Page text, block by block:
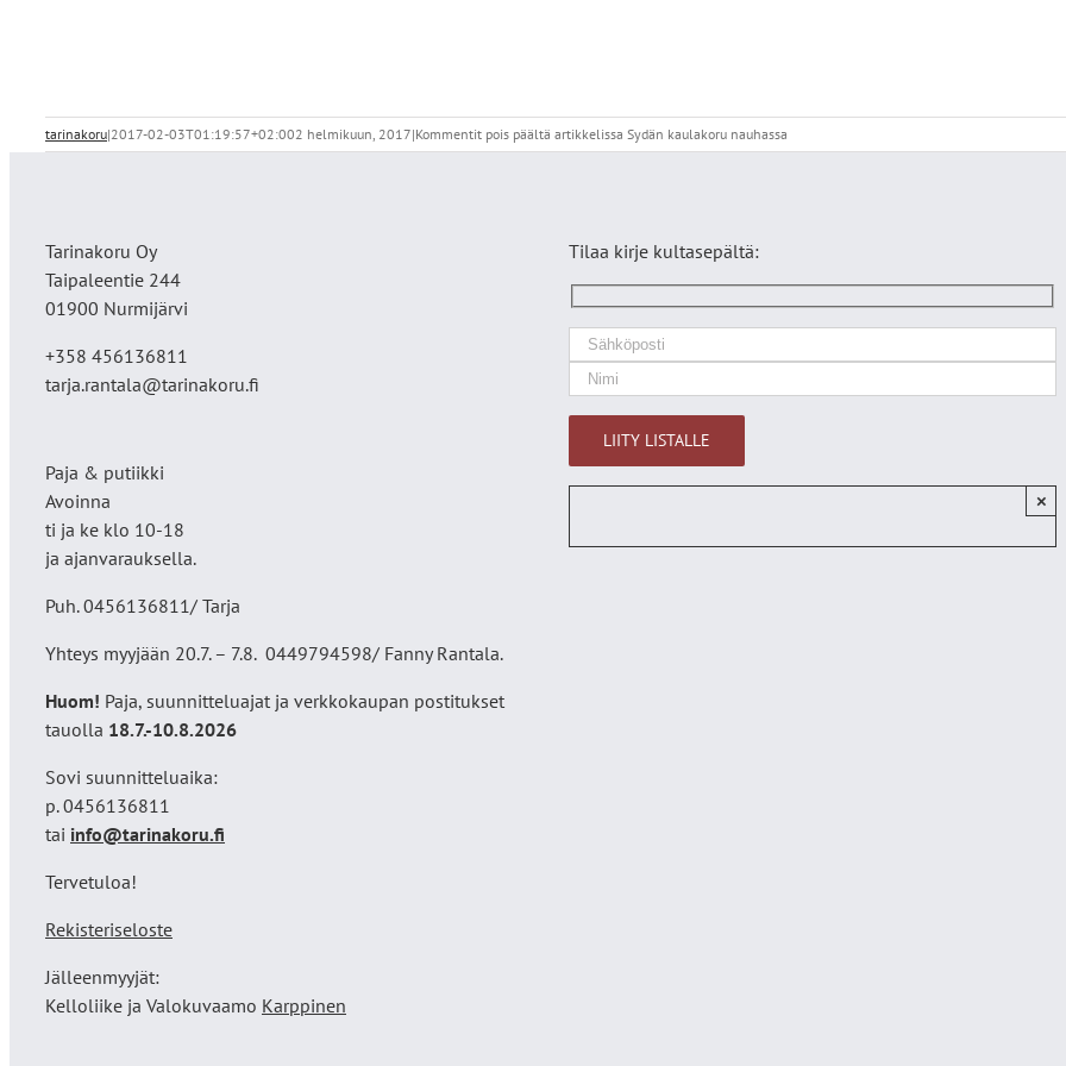
tarinakoru|2017-02-03T01:19:57+02:002 helmikuun, 2017|Kommentit pois päältä artikkelissa Sydän kaulakoru nauhassa
Tarinakoru Oy
Taipaleentie 244
01900 Nurmijärvi
+358 456136811
tarja.rantala@tarinakoru.fi
Paja & putiikki
Avoinna
ti ja ke klo 10-18
ja ajanvarauksella.
Puh. 0456136811/ Tarja
Yhteys myyjään 20.7. – 7.8. 0449794598/ Fanny Rantala.
Huom! Paja, suunnitteluajat ja verkkokaupan postitukset
tauolla 18.7.-10.8.2026
Sovi suunnitteluaika:
p. 0456136811
tai info@tarinakoru.fi
Tervetuloa!
Rekisteriseloste
Jälleenmyyjät:
Kelloliike ja Valokuvaamo Karppinen
Tilaa kirje kultasepältä:
×